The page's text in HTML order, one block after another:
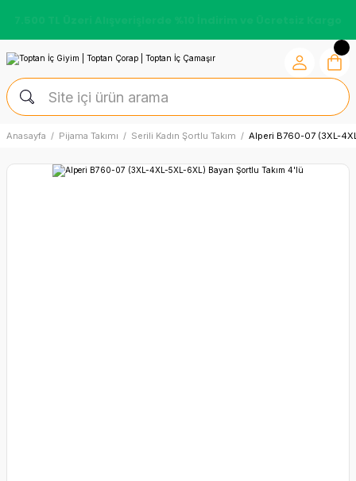
Anasayfa Pijama Takımı Serili Kadın Şortlu Takım Alperi B760-07 (3XL-